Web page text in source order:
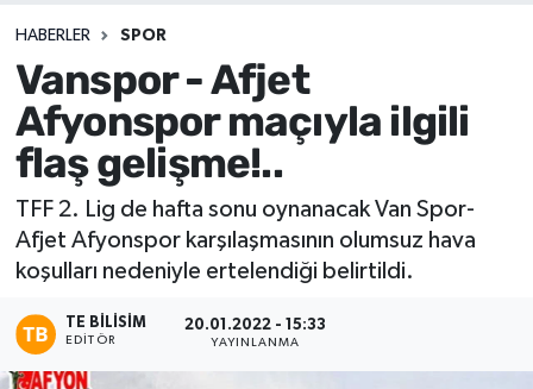
HABERLER SPOR
Vanspor - Afjet
Afyonspor maçıyla ilgili
flaş gelişme!..
TFF 2. Lig de hafta sonu oynanacak Van Spor-
Afjet Afyonspor karşılaşmasının olumsuz hava
koşulları nedeniyle ertelendiği belirtildi.
TE BILISIM
EDITÖR
20.01.2022 - 15:33
YAYINLANMA
Sağlık
Eğitim
Sivil Toplum
Ekonomi
Magazin
Etkinlikler